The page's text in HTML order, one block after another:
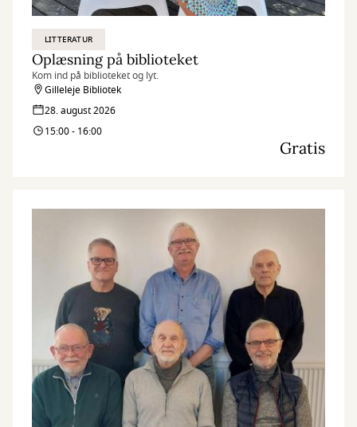
LITTERATUR
Oplæsning på biblioteket
Kom ind på biblioteket og lyt.
Gilleleje Bibliotek
28. august 2026
15:00 - 16:00
Gratis